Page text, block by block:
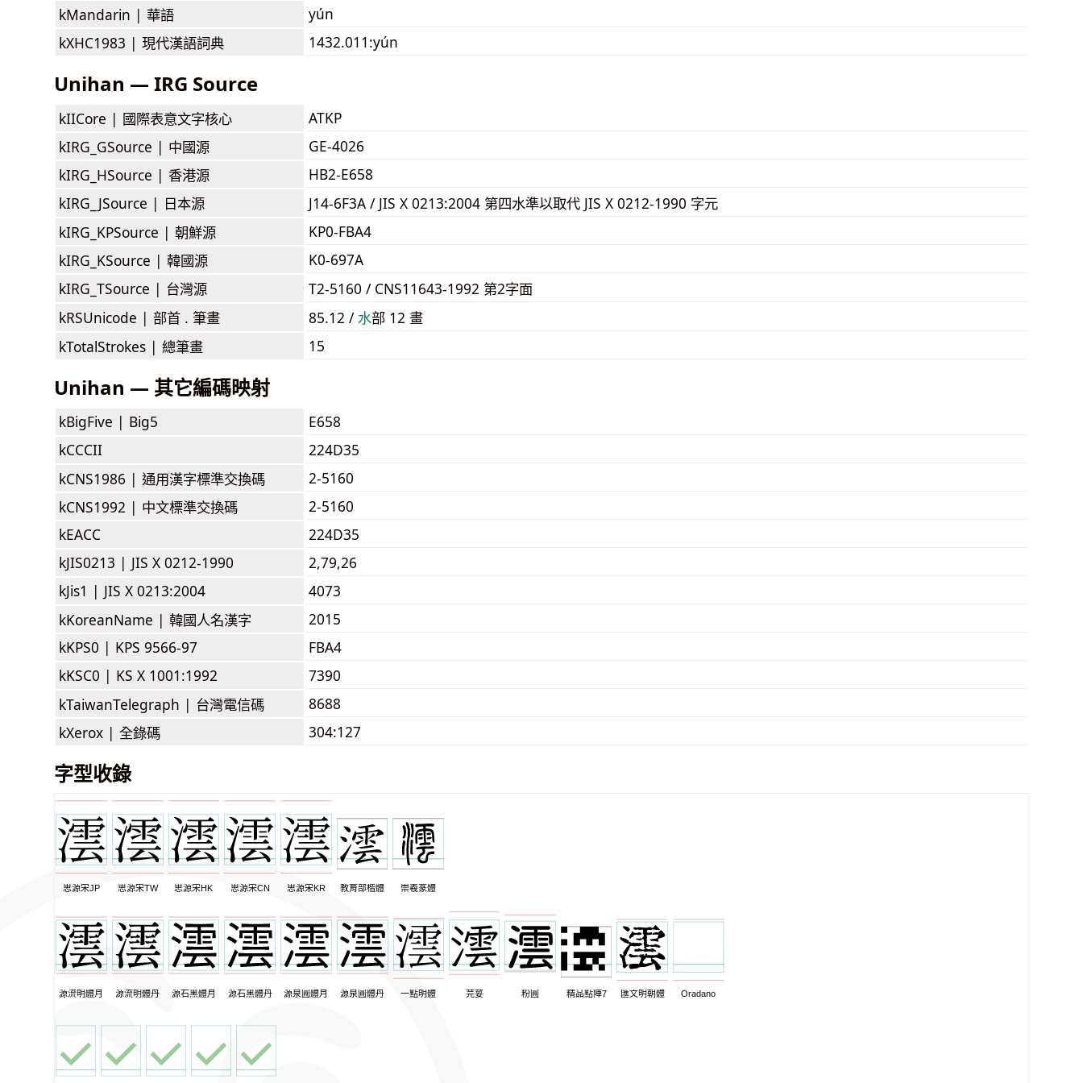
kMandarin | 華語
yún
kXHC1983 | 現代漢語詞典 1432.011:yún
Unihan — IRG Source
kIICore | 國際表意文字核心
ATKP
kIRG_GSource | 中國源
GE-4026
kIRG_HSource | 香港源
HB2-E658
kIRG_JSource | 日本源
J14-6F3A / JIS X 0213:2004 第四水準以取代 JIS X 0212-1990 字元
kIRG_KPSource | 朝鮮源
KP0-FBA4
kIRG_KSource | 韓國源
K0-697A
kIRG_TSource | 台灣源
T2-5160 / CNS11643-1992 第2字面
kRSUnicode | 部首 . 筆畫 85.12 / ⽔部 12 畫
kTotalStrokes | 總筆畫 15
Unihan — 其它編碼映射
kBigFive | Big5
E658
kCCCII
224D35
kCNS1986 | 通用漢字標準交換碼
2-5160
kCNS1992 | 中文標準交換碼
2-5160
kEACC
224D35
kJIS0213 | JIS X 0212-1990
2,79,26
kJis1 | JIS X 0213:2004
4073
kKoreanName | 韓國人名漢字
2015
kKPS0 | KPS 9566-97
FBA4
kKSC0 | KS X 1001:1992
7390
kTaiwanTelegraph | 台灣電信碼
8688
kXerox | 全錄碼 304:127
字型收錄
思源宋JP 思源宋TW 思源宋HK 思源宋CN 思源宋KR 教育部楷體 崇羲篆體
源流明體月 源流明體丹 源石黑體月 源石黑體丹 源泉圓體月 源泉圓體丹 一點明體 芫荽 粉圓 精品點陣7 匯文明朝體 Oradano